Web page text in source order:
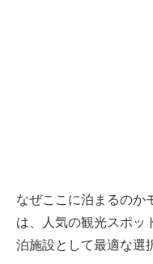
なぜここに泊まるのか
は、人気の観光スポッ
泊施設として最適な選